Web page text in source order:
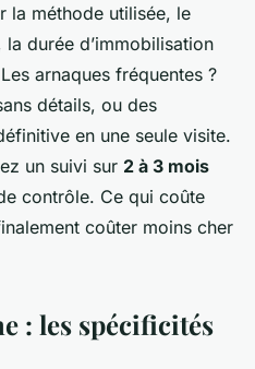
la méthode utilisée, le
durée d’immobilisation
arnaques fréquentes ?
détails, ou des
en une seule visite.
un suivi sur 2 à 3 mois
contrôle. Ce qui coûte
coûter moins cher
: les spécificités